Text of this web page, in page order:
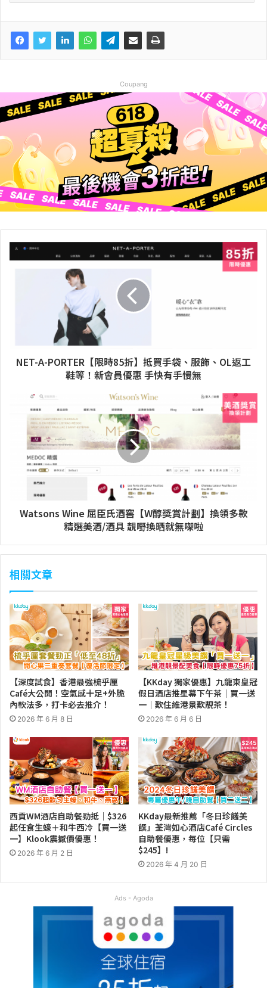
Coupang
NET-A-PORTER【限時85折】抵買手袋、服飾、OL返工
鞋等！新會員優惠 手快有手慢無
Watsons Wine 屈臣氏酒窖【W醇獎賞計劃】換領多款
精選美酒/酒具 靚嘢換晒就無㗎啦
相關文章
【深度試食】香港最強梳乎厘
Café大公開！空氣感十足+外脆
內軟法多，打卡必去推介！
2026 年 6 月 8 日
【KKday 獨家優惠】九龍東皇冠
假日酒店推星幕下午茶｜買一送
一｜歎住維港景歎靚茶！
2026 年 6 月 6 日
西貢WM酒店自助餐勁抵｜$326
起任食生蠔＋和牛西冷【買一送
一】Klook震撼價優惠！
2026 年 6 月 2 日
KKday最新推薦「冬日珍饈美
饌」荃灣如心酒店Café Circles
自助餐優惠，每位【只需
$245】!
2026 年 4 月 20 日
Ads - Agoda